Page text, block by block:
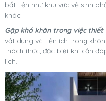
bất tiện như khu vực vệ sinh
khác.
Gặp khó khăn trong việc thiết
vật dụng và tiện ích trong
thách thức, đặc biệt khi cần
lịch.